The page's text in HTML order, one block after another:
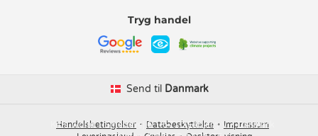
Send til Danmark
Tryg handel
Handelsbetingelser Databeskyttelse
Impressum
Kids-world Smedevej 6 6710 Esbjerg V
Danmark